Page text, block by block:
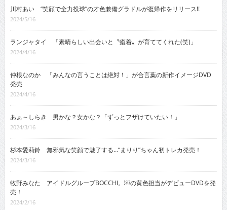
川村あい “笑顔で全力投球”の才色兼備グラドルが復帰作をリリース!!
2024/5/16
ランジャタイ 「素晴らしい出会いと〝癒着〟が育ててくれた(笑)」
2024/4/16
仲根なのか 「みんなの言うことは絶対！」が合言葉の新作イメージDVD
発売
2024/4/16
あぁ～しらき 男かな？女かな？「ずっとフザけていたい！」
2024/3/16
杉本愛莉鈴 無邪気な笑顔で魅了する…“まりり”ちゃん初トレカ発売！
2024/3/16
牧野みなた アイドルグループBOCCHI。￼の黄色担当がデビューDVDを発
売！
2024/2/16